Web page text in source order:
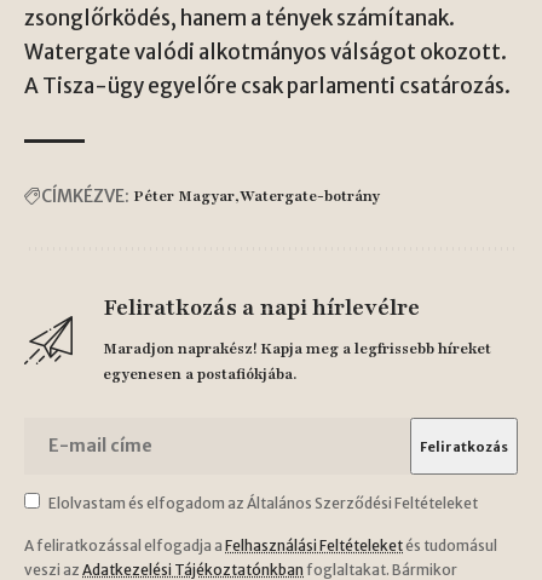
zsonglőrködés, hanem a tények számítanak.
Watergate valódi alkotmányos válságot okozott.
A Tisza-ügy egyelőre csak parlamenti csatározás.
CÍMKÉZVE: Péter Magyar Watergate-botrány
Feliratkozás a napi hírlevélre
Maradjon naprakész! Kapja meg a legfrissebb híreket
egyenesen a postafiókjába.
Elolvastam és elfogadom az Általános Szerződési Feltételeket
A feliratkozással elfogadja a Felhasználási Feltételeketés tudomásul
veszi az Adatkezelési Tájékoztatónkban foglaltakat. Bármikor